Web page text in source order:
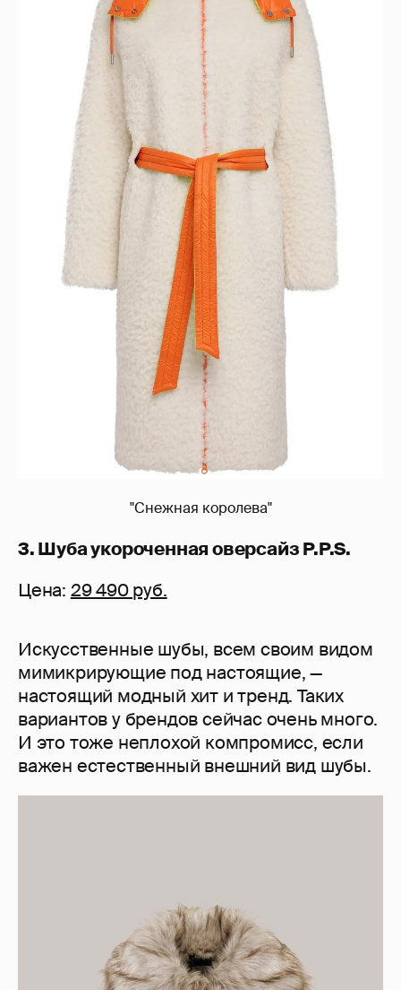
"Снежная королева"
3. Шуба укороченная оверсайз P.P.S.
Цена: 29 490 руб.
Искусственные шубы, всем своим видом
мимикрирующие под настоящие, —
настоящий модный хит и тренд. Таких
вариантов у брендов сейчас очень много.
И это тоже неплохой компромисс, если
важен естественный внешний вид шубы.